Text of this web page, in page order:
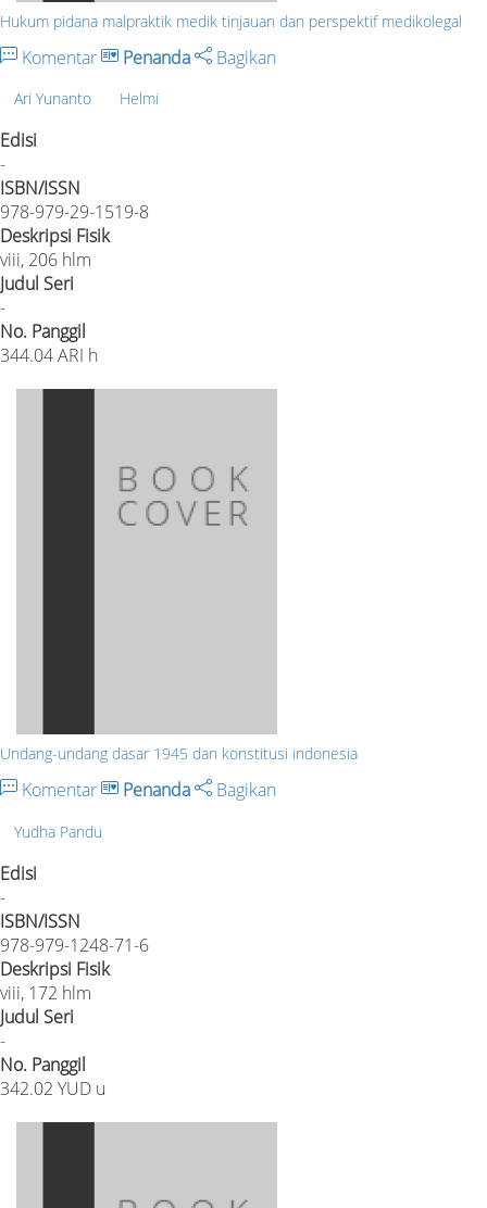
Hukum pidana malpraktik medik tinjauan dan perspektif medikolegal
Komentar Penanda Bagikan
Ari Yunanto Helmi
Edisi
-
ISBN/ISSN
978-979-29-1519-8
Deskripsi Fisik
viii, 206 hlm
Judul Seri
-
No. Panggil
344.04 ARI h
Undang-undang dasar 1945 dan konstitusi indonesia
Komentar Penanda Bagikan
Yudha Pandu
Edisi
-
ISBN/ISSN
978-979-1248-71-6
Deskripsi Fisik
viii, 172 hlm
Judul Seri
-
No. Panggil
342.02 YUD u